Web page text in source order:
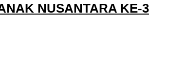
NUSANTARA KE-3